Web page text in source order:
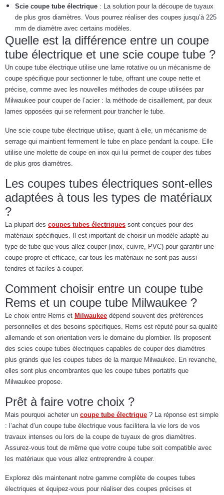
Scie coupe tube électrique : La solution pour la découpe de tuyaux
de plus gros diamètres. Vous pourrez réaliser des coupes jusqu’à 225
mm de diamètre avec certains modèles.
Quelle est la différence entre un coupe
tube électrique et une scie coupe tube ?
Un coupe tube électrique utilise une lame rotative ou un mécanisme de
coupe spécifique pour sectionner le tube, offrant une coupe nette et
précise, comme avec les nouvelles méthodes de coupe utilisées par
Milwaukee pour couper de l’acier : la méthode de cisaillement, par deux
lames opposées qui se referment pour trancher le tube.
Une scie coupe tube électrique utilise, quant à elle, un mécanisme de
serrage qui maintient fermement le tube en place pendant la coupe. Elle
utilise une molette de coupe en inox qui lui permet de couper des tubes
de plus gros diamètres.
Les coupes tubes électriques sont-elles
adaptées à tous les types de matériaux
?
La plupart des coupes tubes électriques sont conçues pour des
matériaux spécifiques. Il est important de choisir un modèle adapté au
type de tube que vous allez couper (inox, cuivre, PVC) pour garantir une
coupe propre et efficace, car tous les matériaux ne sont pas aussi
tendres et faciles à couper.
Comment choisir entre un coupe tube
Rems et un coupe tube Milwaukee ?
Le choix entre Rems et Milwaukee dépend souvent des préférences
personnelles et des besoins spécifiques. Rems est réputé pour sa qualité
allemande et son orientation vers le domaine du plombier. Ils proposent
des scies coupe tubes électriques capables de couper des diamètres
plus grands que les coupes tubes de la marque Milwaukee. En revanche,
elles sont plus encombrantes que les coupe tubes portatifs que
Milwaukee propose.
Prêt à faire votre choix ?
Mais pourquoi acheter un coupe tube électrique ? La réponse est simple
: l’achat d’un coupe tube électrique vous facilitera la vie lors de vos
travaux intenses ou lors de la coupe de tuyaux de gros diamètres.
Assurez-vous tout de même que votre coupe tube soit compatible avec
les matériaux que vous allez entreprendre à couper.
Explorez dès maintenant notre gamme complète de coupes tubes
électriques et équipez-vous pour réaliser des coupes précises et